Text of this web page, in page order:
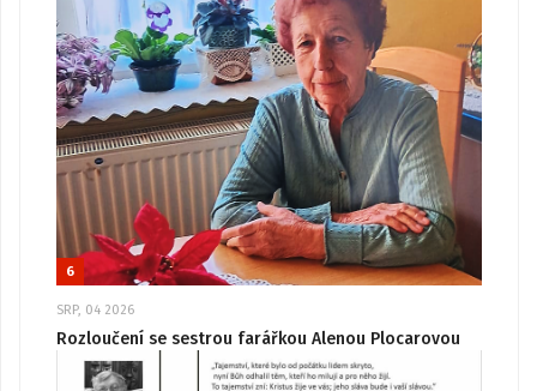
6
SRP, 04 2026
Rozloučení se sestrou farářkou Alenou Plocarovou